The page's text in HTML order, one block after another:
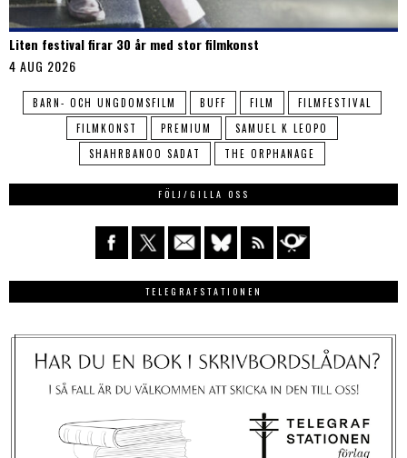
Liten festival firar 30 år med stor filmkonst
4 AUG 2026
BARN- OCH UNGDOMSFILM BUFF FILM
FILMFESTIVAL
FILMKONST
PREMIUM
SAMUEL K LEOPO
SHAHRBANOO SADAT
THE ORPHANAGE
FÖLJ/GILLA OSS
TELEGRAFSTATIONEN